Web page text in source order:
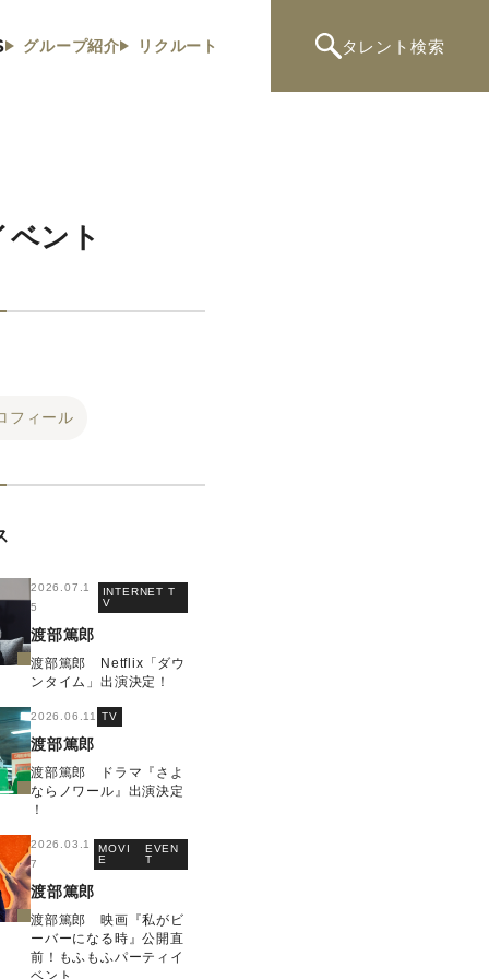
グループ紹介 リクルート タレント 検索
ント
フィール
2026.07.1
5
INTERNET T
V
渡部篤郎
渡部篤郎 Netflix「ダウ
ンタイム」出演決定！
2026.06.11 TV
渡部篤郎
渡部篤郎 ドラマ『さよ
ならノワール』出演決定
！
2026.03.1
7
MOVI
E
EVEN
T
渡部篤郎
渡部篤郎 映画『私がビ
ーバーになる時』公開直
前！もふもふパーティイ
ベント